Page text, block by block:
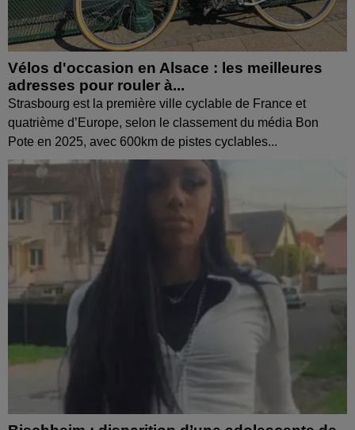
Vélos d'occasion en Alsace : les meilleures
adresses pour rouler à...
Strasbourg est la première ville cyclable de France et
quatrième d’Europe, selon le classement du média Bon
Pote en 2025, avec 600km de pistes cyclables...